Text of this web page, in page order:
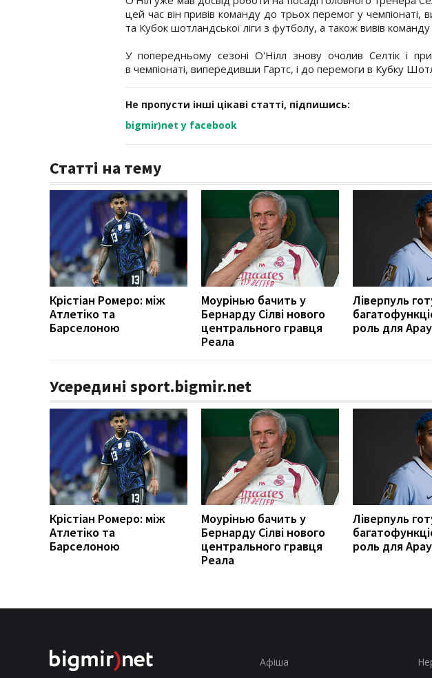
цей час він привів команду до трьох перемог у чемпіонаті,
та Кубок шотландської ліги з футболу, а також вивів
У попередньому сезоні О'Нілл знову очолив Селтік і
в чемпіонаті, випередивши Гартс, і до перемоги в Кубку
Не пропусти інші цікаві статті, підпишись:
bigmir)net у facebook
Статті на тему
Крістіан Ромеро: між
Атлетіко та
Барселоною
Моурінью бачить у
Бернарду Сілві нового
центрального гравця
Реала
Ліверпуль
роль для
Усередині sport.bigmir.net
Крістіан Ромеро: між
Атлетіко та
Барселоною
Моурінью бачить у
Бернарду Сілві нового
центрального гравця
Реала
Ліверпуль
роль для
Афіша